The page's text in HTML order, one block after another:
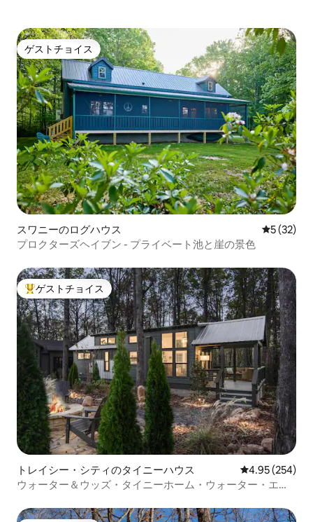
ゲストチョイス
ゲストチョイス
スワニーのログハウス レビュー
5 (32)
プロクターズヘイブン - プライベート池と崖の景色
大好評のゲストチョイスです。
ゲストチョイス
トレイシー・シティのタイニーハウス レビュー254
4.95 (254)
ウォーター＆ウッズ・タイニーホーム・ウォーター・エッ